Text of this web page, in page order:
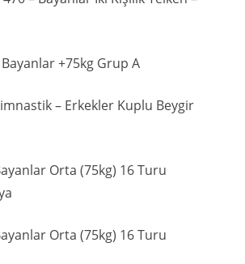
+75kg Grup A
– Erkekler Kuplu Beygir
Orta (75kg) 16 Turu
Orta (75kg) 16 Turu